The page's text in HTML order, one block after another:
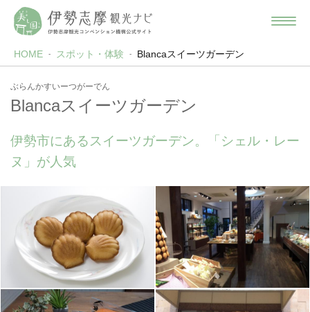
HOME スポット・体験 Blancaスイーツガーデン
ぶらんかすいーつがーでん
Blancaスイーツガーデン
伊勢市にあるスイーツガーデン。「シェル・レー
ヌ」が人気